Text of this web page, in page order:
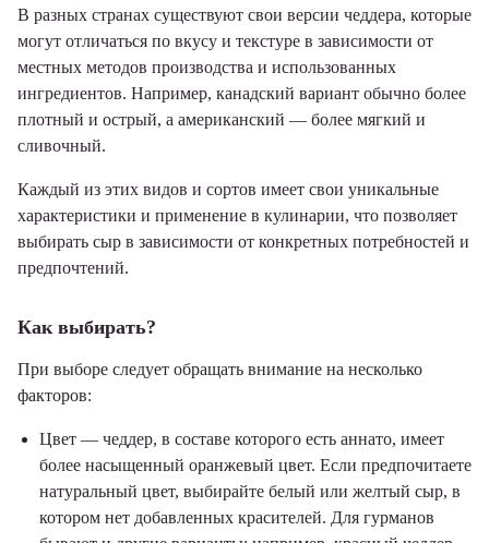
В разных странах существуют свои версии чеддера, которые
могут отличаться по вкусу и текстуре в зависимости от
местных методов производства и использованных
ингредиентов. Например, канадский вариант обычно более
плотный и острый, а американский — более мягкий и
сливочный.
Каждый из этих видов и сортов имеет свои уникальные
характеристики и применение в кулинарии, что позволяет
выбирать сыр в зависимости от конкретных потребностей и
предпочтений.
Как выбирать?
При выборе следует обращать внимание на несколько
факторов:
Цвет — чеддер, в составе которого есть аннато, имеет
более насыщенный оранжевый цвет. Если предпочитаете
натуральный цвет, выбирайте белый или желтый сыр, в
котором нет добавленных красителей. Для гурманов